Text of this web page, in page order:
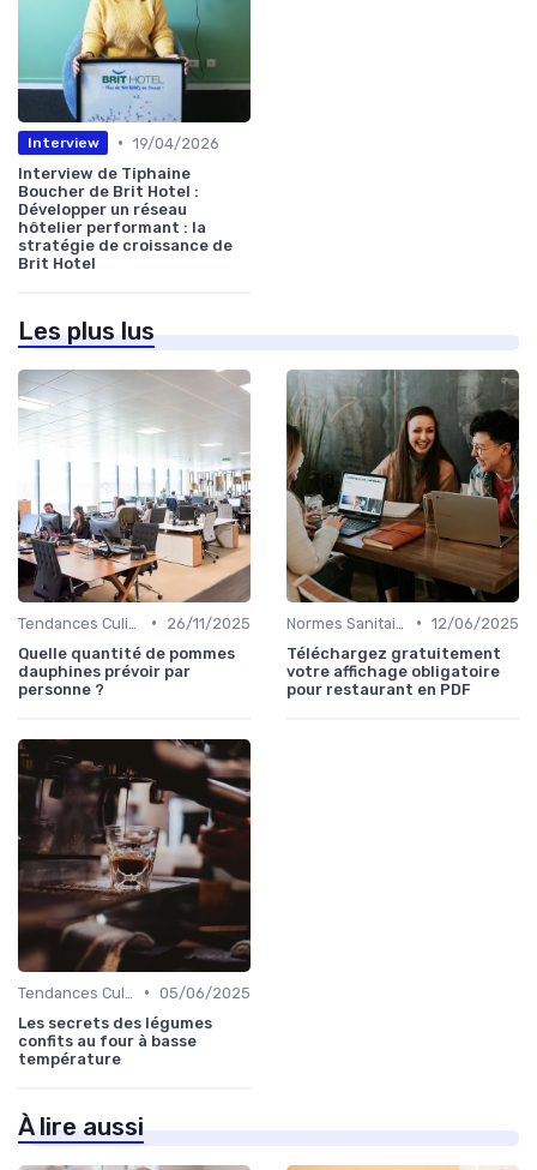
Interview • 19/04/2026
Interview de Tiphaine
Boucher de Brit Hotel :
Développer un réseau
hôtelier performant : la
stratégie de croissance de
Brit Hotel
Les plus lus
•
26/11/2025
Quelle quantité de pommes
dauphines prévoir par
personne ?
• 12/06/2025
Téléchargez gratuitement
votre affichage obligatoire
pour restaurant en PDF
• 05/06/2025
Les secrets des légumes
confits au four à basse
température
À lire aussi